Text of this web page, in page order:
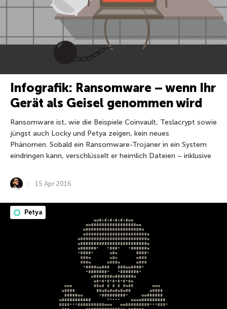
Infografik: Ransomware – wenn Ihr
Gerät als Geisel genommen wird
Ransomware ist, wie die Beispiele Coinvault, Teslacrypt sowie
jüngst auch Locky und Petya zeigen, kein neues
Phänomen. Sobald ein Ransomware-Trojaner in ein System
eindringen kann, verschlüsselt er heimlich Dateien – inklusive
15 Apr 2016
Petya